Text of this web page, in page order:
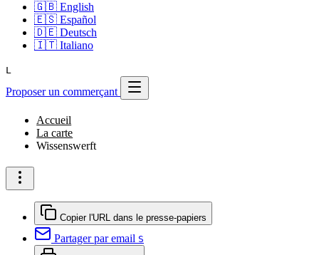
🇬🇧 English
🇪🇸 Español
🇩🇪 Deutsch
🇮🇹 Italiano
L
Proposer un commerçant
Accueil
La carte
Wissenswerft
Copier l'URL dans le presse-papiers
Partager par email S